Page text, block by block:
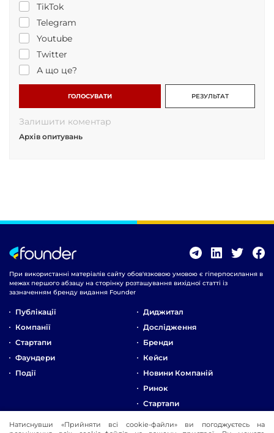
TikTok
Telegram
Youtube
Twitter
А що це?
ГОЛОСУВАТИ РЕЗУЛЬТАТ
Залишити коментар
Архів опитувань
При використанні матеріалів сайту обов'язковою умовою є гіперпосилання в
межах першого абзацу на сторінку розташування вихідної статті із
зазначенням бренду видання Founder
Публікації
Компанії
Стартапи
Фаундери
Події
Диджитал
Дослідження
Бренди
Кейси
Новини Компаній
Ринок
Стартапи
Про Компанію
Натиснувши «Прийняти всі cookie-файли» ви погоджуєтесь на